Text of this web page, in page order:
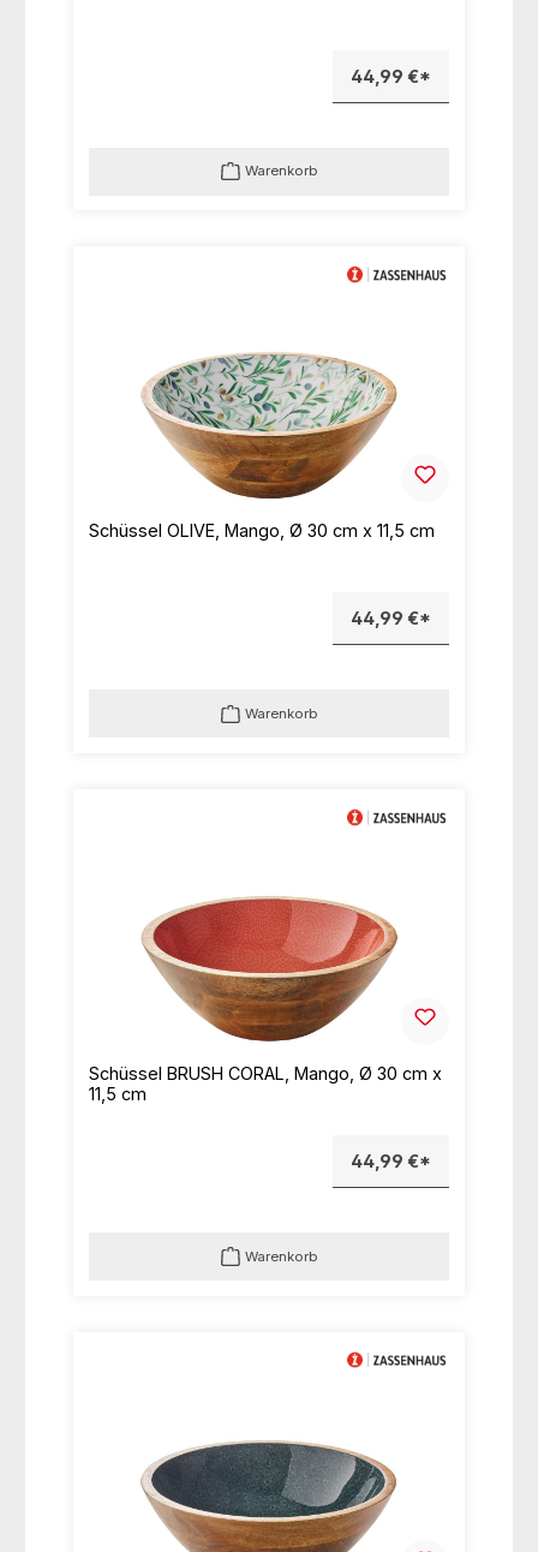
44,99 €*
Warenkorb
Schüssel OLIVE, Mango, Ø 30 cm x 11,5 cm
44,99 €*
Warenkorb
Schüssel BRUSH CORAL, Mango, Ø 30 cm x
11,5 cm
44,99 €*
Warenkorb